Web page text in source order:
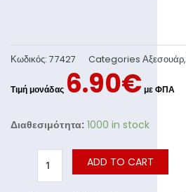
Κωδικός:77427 Categories Αξεσουάρ,
6.90€
Διαθεσιμότητα: 1000 in stock
ADD TO CART